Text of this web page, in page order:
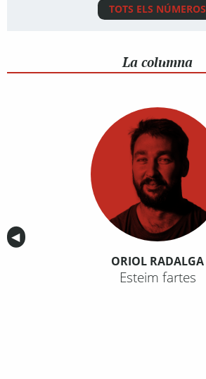
TOTS ELS NÚMEROS
La columna
Anterior
◀︎
ORIOL RADALGA
Esteim fartes